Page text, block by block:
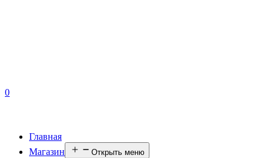
0
Главная
Магазин
Открыть меню